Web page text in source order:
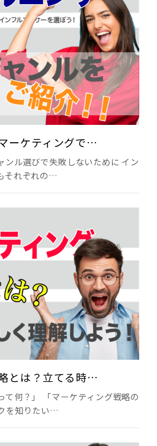
ーケティングで…
ンル選びで失敗しないために イン
それぞれの…
とは？立てる時…
て何？」 「マーケティング戦略の
を知りたい…